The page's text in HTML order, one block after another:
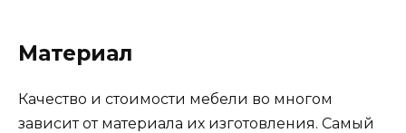
Материал
Качество и стоимости мебели во многом
зависит от материала их изготовления. Самый